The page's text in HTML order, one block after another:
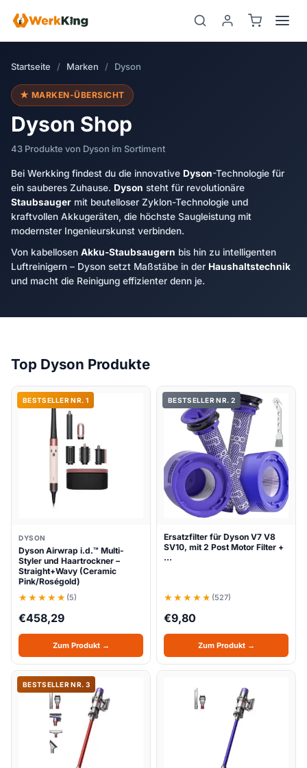
Inhalt
springen
Startseite / Marken / Dyson
★ MARKEN-ÜBERSICHT
Dyson Shop
43 Produkte von Dyson im Sortiment
Bei Werkking findest du die innovative Dyson-Technologie für
ein sauberes Zuhause. Dyson steht für revolutionäre
Staubsauger mit beutelloser Zyklon-Technologie und
kraftvollen Akkugeräten, die höchste Saugleistung mit
modernster Ingenieurskunst verbinden.
Von kabellosen Akku-Staubsaugern bis hin zu intelligenten
Luftreinigern – Dyson setzt Maßstäbe in der Haushaltstechnik
und macht die Reinigung effizienter denn je.
Top Dyson Produkte
BESTSELLER NR. 1
DYSON
Dyson Airwrap i.d.™ Multi-
Styler und Haartrockner –
Straight+Wavy (Ceramic
Pink/Roségold)
(5)
€458,29
Zum Produkt →
BESTSELLER NR. 2
Ersatzfilter für Dyson V7 V8
SV10, mit 2 Post Motor Filter +
…
(527)
€9,80
Zum Produkt →
BESTSELLER NR. 3